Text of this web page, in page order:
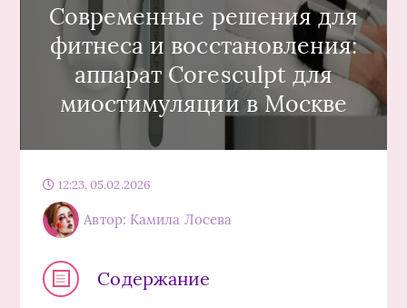
Современные решения для
фитнеса и восстановления:
аппарат Coresculpt для
миостимуляции в Москве
12:23, 05.02.2026
Автор: Камила Лосева
Содержание